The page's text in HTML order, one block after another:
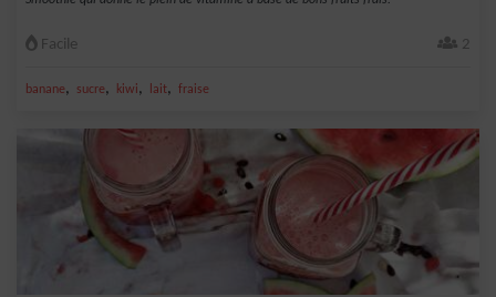
Facile 2
banane, sucre, kiwi, lait, fraise